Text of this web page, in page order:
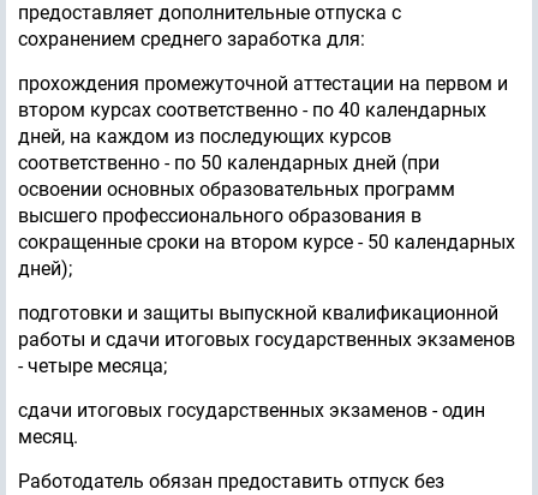
предоставляет дополнительные отпуска с
сохранением среднего заработка для:
прохождения промежуточной аттестации на первом и
втором курсах соответственно - по 40 календарных
дней, на каждом из последующих курсов
соответственно - по 50 календарных дней (при
освоении основных образовательных программ
высшего профессионального образования в
сокращенные сроки на втором курсе - 50 календарных
дней);
подготовки и защиты выпускной квалификационной
работы и сдачи итоговых государственных экзаменов
- четыре месяца;
сдачи итоговых государственных экзаменов - один
месяц.
Работодатель обязан предоставить отпуск без